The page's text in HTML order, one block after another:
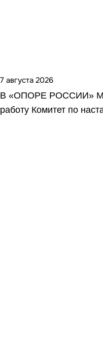
7 августа 2026
В «ОПОРЕ РОССИИ»
работу Комитет по